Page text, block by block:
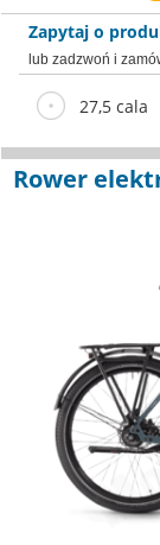
Zapytaj o
lub zadzwoń i
27,5 cala
Rower